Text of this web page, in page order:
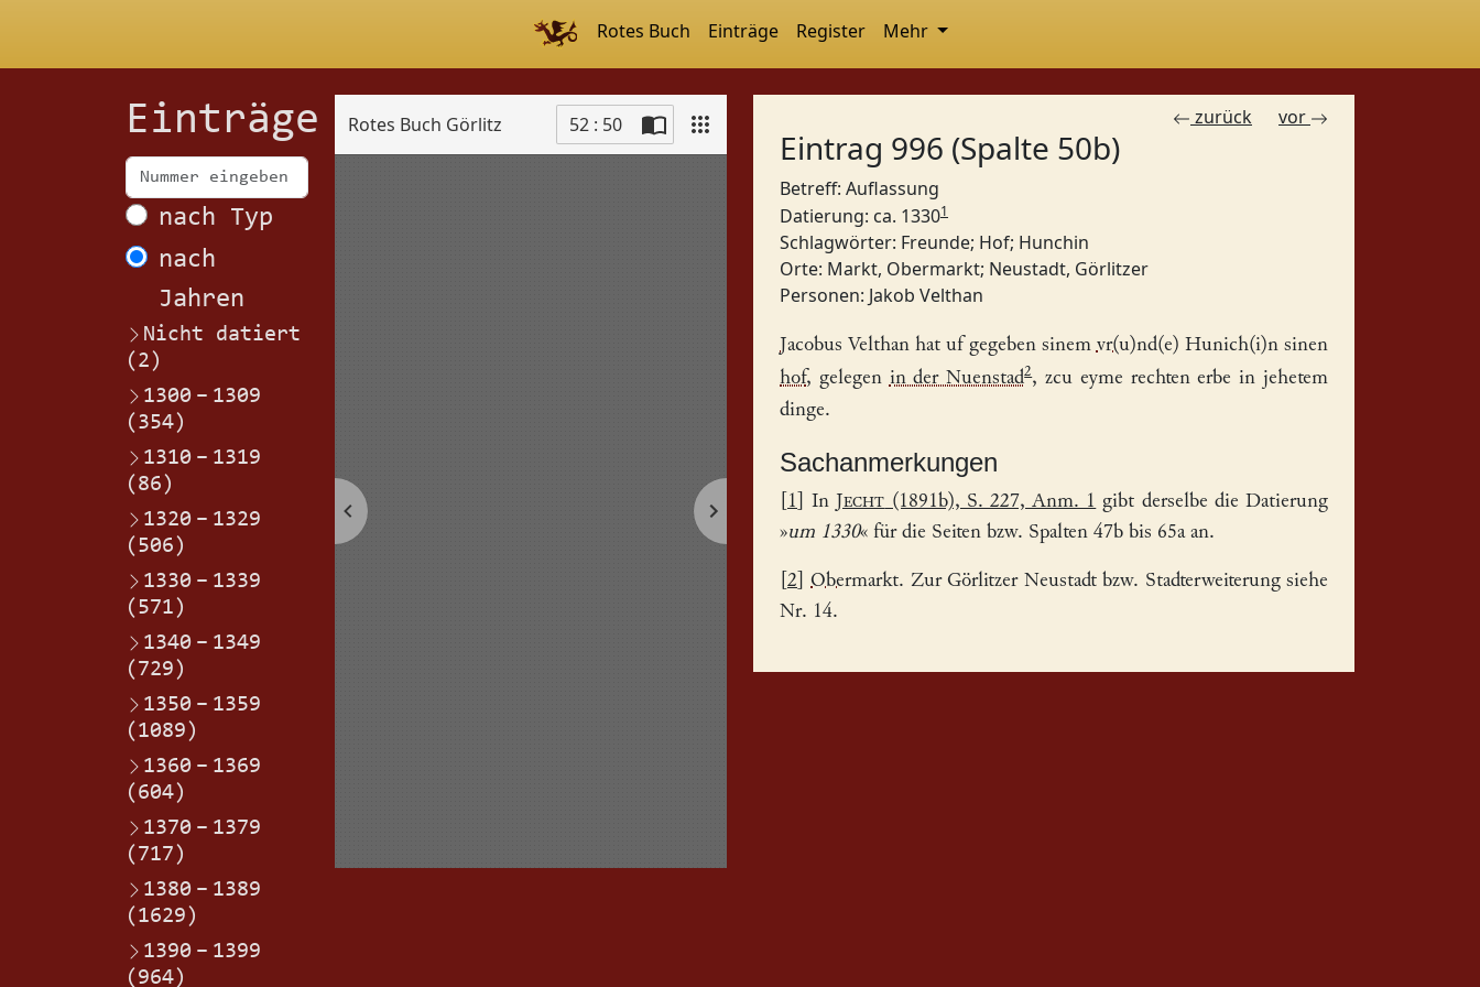
Rotes Buch Einträge Register Mehr
Einträge
nach Typ
nach
Jahren
Nicht datiert
(2)
1300 – 1309
(354)
1310 – 1319
(86)
1320 – 1329
(506)
1330 – 1339
(571)
1340 – 1349
(729)
1350 – 1359
(1089)
1360 – 1369
(604)
1370 – 1379
(717)
1380 – 1389
(1629)
1390 – 1399
(964)
Rotes Buch Görlitz 52 : 50 zurück vor
Eintrag 996 (Spalte 50b)
Betreff: Auflassung
Datierung: ca. 13301
Schlagwörter: Freunde; Hof; Hunchin
Orte: Markt, Obermarkt; Neustadt, Görlitzer
Personen: Jakob Velthan
Jacobus Velthan hat uf gegeben sinemvr(u)nd(e) Hunich(i)nsinen
hof, gelegen in der Nuenstad2, zcu eyme rechten erbe in jehetem
dinge.
Sachanmerkungen
1 ] In Jecht (1891b), S. 227, Anm. 1 gibt derselbe die Datierung
»um 1330« für die Seiten bzw. Spalten 47b bis 65a an.
2 ]Obermarkt. Zur Görlitzer Neustadt bzw. Stadterweiterung siehe
Nr. 14.